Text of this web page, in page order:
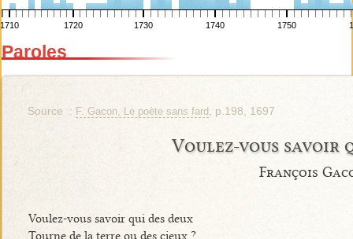
1710 1720 1730 1740 1750
Paroles
Source : F. Gacon, Le poète sans fard , p.198, 1697
Voulez-vous savoir
François
Voulez-vous savoir qui des deux
Tourne de la terre ou des cieux ?